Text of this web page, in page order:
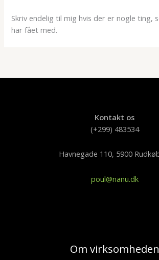
Skriv endelig til mig hvis der er nogle ting,
har fået med.
Kontakt os
(+299) 483534
Havnegade 110, 5900
poul@nanu.dk
Om virksomheden